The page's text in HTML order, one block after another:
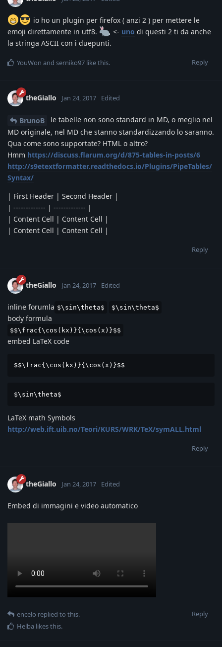
io ho un plugin per firefox ( anzi 2 ) per mettere le
emoji direttamente in utf8.
<- uno di questi 2 ti da anche
la stringa ASCII con i duepunti.
Reply
YouWon and serniko97 like this.
theGiallo Jan 24, 2017 Edited
BrunoB
le tabelle non sono standard in MD, o meglio nel
MD originale, nel MD che stanno standardizzando lo saranno.
Qua come sono supportate? HTML o altro?
Hmm https://discuss.flarum.org/d/875-tables-in-posts/6
http://s9etextformatter.readthedocs.io/Plugins/PipeTables/
Syntax/
| First Header | Second Header |
| ------------- | ------------- |
| Content Cell | Content Cell |
| Content Cell | Content Cell |
Reply
theGiallo Jan 24, 2017 Edited
inline forumla $\sin\theta$ $\sin\theta$
body formula
$$\frac{\cos(kx)}{\cos(x)}$$
embed LaTeX code
$$\frac{\cos(kx)}{\cos(x)}$$
$\sin\theta$
LaTeX math Symbols
http://web.ift.uib.no/Teori/KURS/WRK/TeX/symALL.html
Reply
theGiallo Jan 24, 2017 Edited
Embed di immagini e video automatico
Reply
encelo replied to this.
Helba likes this.